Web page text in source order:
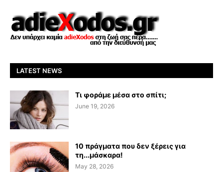
LATEST NEWS
Τι φοράμε μέσα στο σπίτι;
June 19, 2026
10 πράγματα που δεν ξέρεις για
τη...μάσκαρα!
May 28, 2026